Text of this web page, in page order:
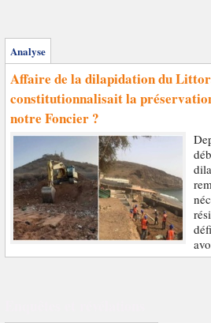
Analyse
Affaire de la dilapidation du
constitutionnalisait la
notre Foncier ?